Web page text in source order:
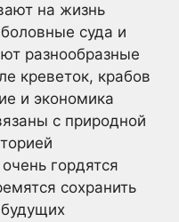
на жизнь
суда и
разнообразные
креветок, крабов
и экономика
с природной
гордятся
сохранить